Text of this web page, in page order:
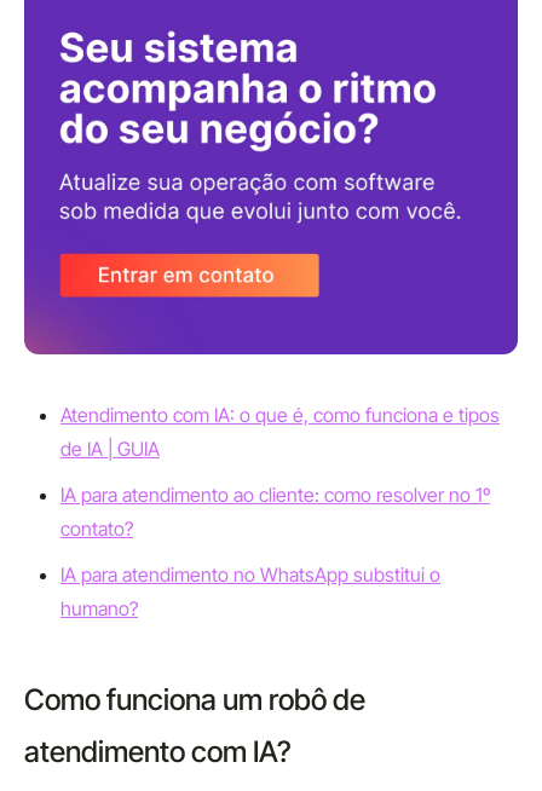
Atendimento com IA: o que é, como funciona e tipos
de IA | GUIA
IA para atendimento ao cliente: como resolver no 1º
contato?
IA para atendimento no WhatsApp substitui o
humano?
Como funciona um robô de
atendimento com IA?